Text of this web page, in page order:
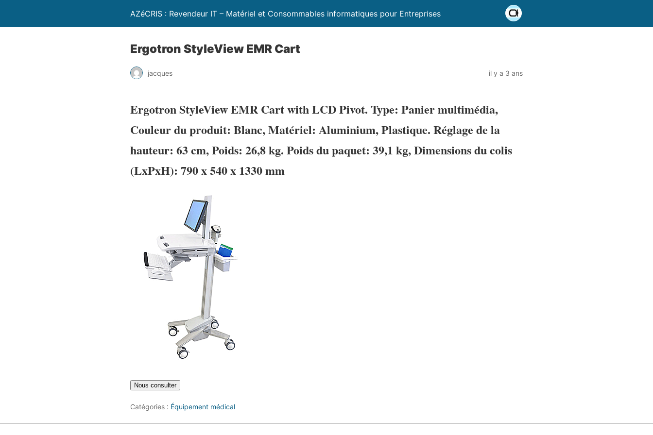
AZéCRIS : Revendeur IT – Matériel et Consommables informatiques pour Entreprises
Ergotron StyleView EMR Cart
jacques il y a 3 ans
Ergotron StyleView EMR Cart with LCD Pivot. Type: Panier multimédia,
Couleur du produit: Blanc, Matériel: Aluminium, Plastique. Réglage de la
hauteur: 63 cm, Poids: 26,8 kg. Poids du paquet: 39,1 kg, Dimensions du colis
(LxPxH): 790 x 540 x 1330 mm
Catégories : Équipement médical